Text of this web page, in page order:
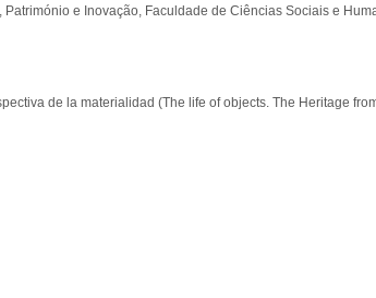
e Inovação, Faculdade de Ciências Sociais e
de la materialidad (The life of objects. The Heritage